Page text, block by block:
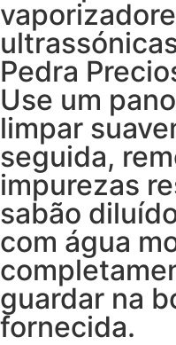
Pedra
Use um
limpar
seguida,
impurezas
sabão
com água
guardar na
fornecida.